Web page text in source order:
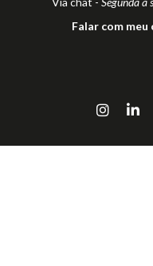
Falar com meu